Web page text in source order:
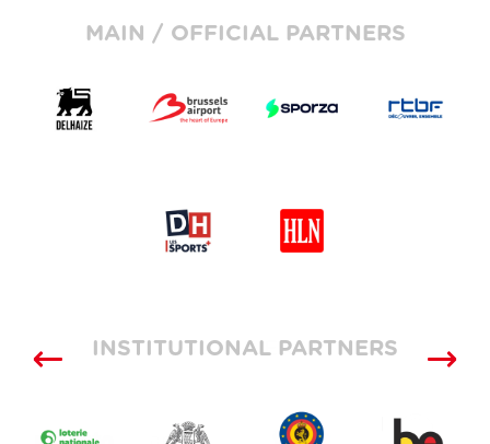
MAIN / OFFICIAL PARTNERS
INSTITUTIONAL PARTNERS